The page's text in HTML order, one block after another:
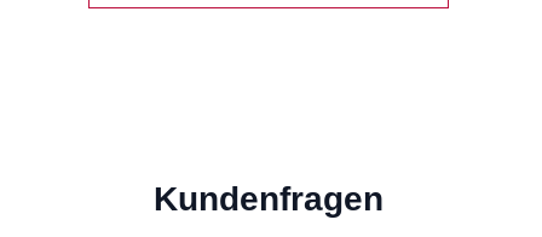
Kundenfragen